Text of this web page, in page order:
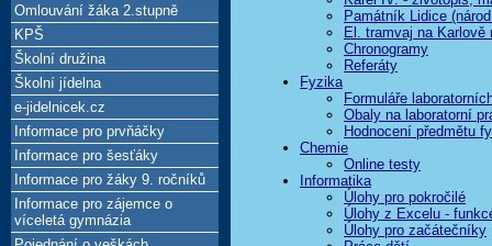
Památník Lidice
El. tramvaj na Karlově
Chronogramy
Referáty
Fyzika
Formuláře
Obaly na laboratorní
Hodnocení předmětu
Chemie
Online testy
Informatika
Úlohy pro pokročilé
Úlohy z Excelu -
Úlohy pro začátečníky
Omlouvání žáka 2.stupně
KPŠ
Školní družina
Školní jídelna
e-jidelnicek.cz
Informace pro prvňáčky
Informace pro šesťáky
Informace pro žáky 9. ročníků
Informace pro zájemce o
víceletá gymnázia